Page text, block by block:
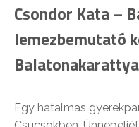
Csondor Kata –
lemezbemutató
Egy hatalmas